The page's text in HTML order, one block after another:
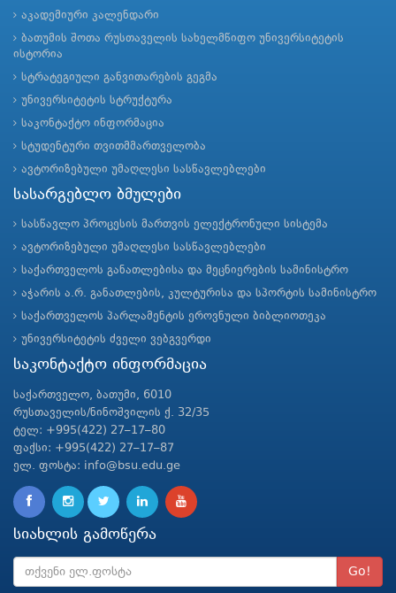
აკადემიური კალენდარი
ბათუმის შოთა რუსთაველის სახელმწიფო უნივერსიტეტის
ისტორია
სტრატეგიული განვითარების გეგმა
უნივერსიტეტის სტრუქტურა
საკონტაქტო ინფორმაცია
სტუდენტური თვითმმართველობა
ავტორიზებული უმაღლესი სასწავლებლები
სასარგებლო ბმულები
სასწავლო პროცესის მართვის ელექტრონული სისტემა
ავტორიზებული უმაღლესი სასწავლებლები
საქართველოს განათლებისა და მეცნიერების სამინისტრო
აჭარის ა.რ. განათლების, კულტურისა და სპორტის სამინისტრო
საქართველოს პარლამენტის ეროვნული ბიბლიოთეკა
უნივერსიტეტის ძველი ვებგვერდი
საკონტაქტო ინფორმაცია
საქართველო, ბათუმი, 6010
რუსთაველის/ნინოშვილის ქ. 32/35
ტელ: +995(422) 27–17–80
ფაქსი: +995(422) 27–17–87
ელ. ფოსტა: info@bsu.edu.ge
სიახლის გამოწერა
Go!